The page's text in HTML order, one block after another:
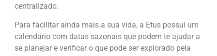
centralizado.
Para facilitar ainda mais a sua vida, a Etus possui um
calendário com datas sazonais que podem te ajudar a
se planejar e verificar o que pode ser explorado pela